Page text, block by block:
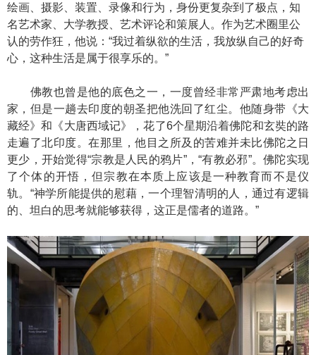
绘画、摄影、装置、录像和行为，身份更复杂到了极点，知
名艺术家、大学教授、艺术评论和策展人。作为艺术圈里公
认的劳作狂，他说：“我过着纵欲的生活，我放纵自己的好奇
心，这种生活是属于很享乐的。”
佛教也曾是他的底色之一，一度曾经非常严肃地考虑出
家，但是一趟去印度的朝圣把他洗回了红尘。他随身带《大
藏经》和《大唐西域记》，花了6个星期沿着佛陀和玄奘的路
走遍了北印度。在那里，他目之所及的苦难并未比佛陀之日
更少，开始觉得“宗教是人民的鸦片”，“有教必邪”。佛陀实现
了个体的开悟，但宗教在本质上应该是一种教育而不是仪
轨。“神学所能提供的慰藉，一个理智清明的人，通过有逻辑
的、坦白的思考就能够获得，这正是儒者的道路。”